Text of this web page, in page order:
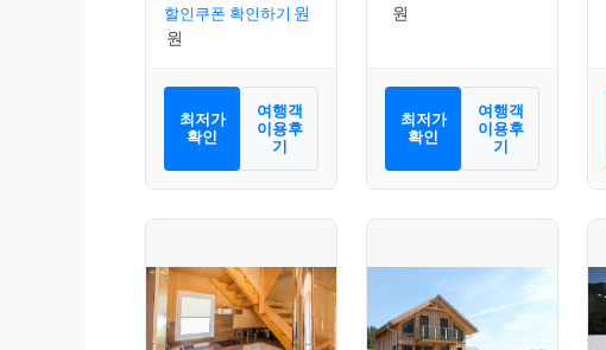
할인쿠폰 확인하기
최저가
확인
여행객
이용후
기
최저가
확인
여행객
이용후
기